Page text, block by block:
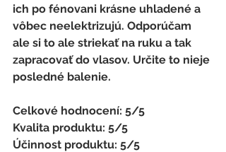
ich po fénovani krásne uhladené a
vôbec neelektrizujú. Odporúčam
ale si to ale striekať na ruku a tak
zapracovať do vlasov. Určite to nieje
posledné balenie.
Celkové hodnocení: 5/5
Kvalita produktu: 5/5
Účinnost produktu: 5/5